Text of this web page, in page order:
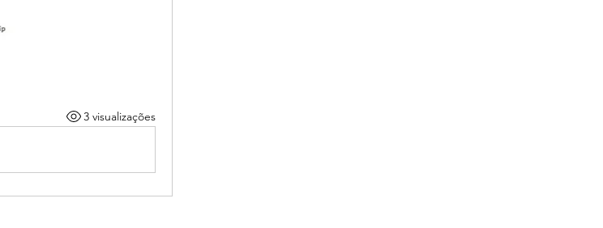
3 visualizações